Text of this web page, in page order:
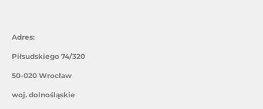
Adres:
Piłsudskiego 74/320
50-020 Wrocław
woj. dolnośląskie